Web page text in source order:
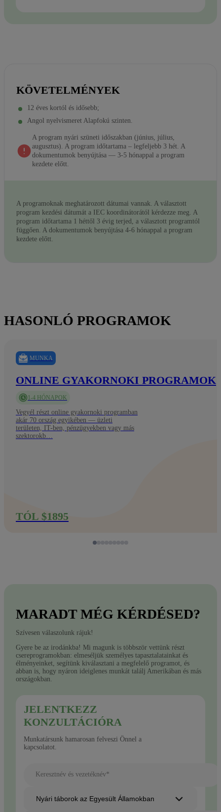
KÖVETELMÉNYEK
12 éves kortól és idősebb;
Angol nyelvismeret Alapfokú szinten.
A program nyári szüneti időszakban (június, július,
augusztus). A program időtartama – legfeljebb 3 hét. A
dokumentumok benyújtása — 3-5 hónappal a program
kezdete előtt.
A programoknak meghatározott dátumai vannak. A választott
program kezdési dátumát a IEC koordinátorától kérdezze meg. A
program időtartama 1 héttől 3 évig terjed, a választott programtól
függően. A dokumentumok benyújtása 4-6 hónappal a program
kezdete előtt.
HASONLÓ PROGRAMOK
MUNKA
ONLINE GYAKORNOKI PROGRAMOK
1-4 HÓNAPOK
Vegyél részt online gyakornoki programban
akár 70 ország egyikében — üzleti
területen, IT-ben, pénzügyekben vagy más
szektorokb…
TÓL $1895
MARADT MÉG KÉRDÉSED?
Szívesen válaszolunk rájuk!
Gyere be az irodánkba! Mi magunk is többször vettünk részt
csereprogramokban: elmeséljük személyes tapasztalatainkat és
élményeinket, segítünk kiválasztani a megfelelő programot, és
abban is, hogy nyáron ideiglenes munkát találj Amerikában és más
országokban.
JELENTKEZZ
KONZULTÁCIÓRA
Munkatársunk hamarosan felveszi Önnel a
kapcsolatot.
Keresztnév és vezetéknév*
Nyári táborok az Egyesült Államokban